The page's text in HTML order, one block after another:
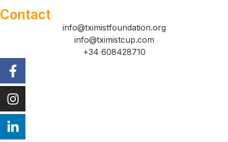
Contact
info@tximistfoundation.org
info@tximistcup.com
+34 608428710